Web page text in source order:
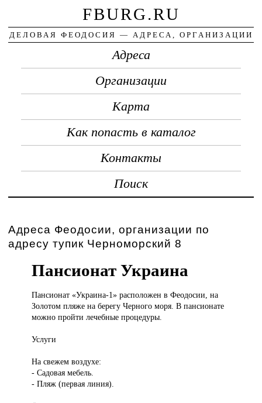
FBURG.RU
ДЕЛОВАЯ ФЕОДОСИЯ — АДРЕСА, ОРГАНИЗАЦИИ
Адреса
Организации
Карта
Как попасть в каталог
Контакты
Поиск
Адреса Феодосии, организации по
адресу тупик Черноморский 8
Пансионат Украина
Пансионат «Украина-1»расположен в Феодосии, на
Золотом пляже на берегу Черного моря. В пансионате
можно пройти лечебные процедуры.
Услуги
На свежем воздухе:
- Садовая мебель.
- Пляж (первая линия).